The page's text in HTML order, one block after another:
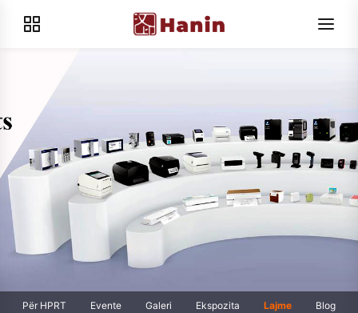
Për HPRT Evente Galeri Ekspozita Lajme Blog